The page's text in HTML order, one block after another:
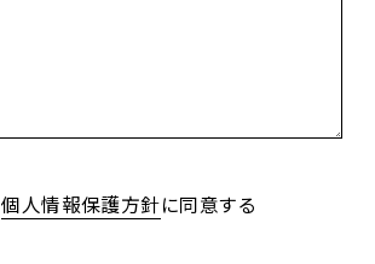
個人情報保護方針に同意する